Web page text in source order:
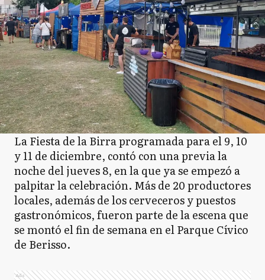
La Fiesta de la Birra programada para el 9, 10
y 11 de diciembre, contó con una previa la
noche del jueves 8, en la que ya se empezó a
palpitar la celebración. Más de 20 productores
locales, además de los cerveceros y puestos
gastronómicos, fueron parte de la escena que
se montó el fin de semana en el Parque Cívico
de Berisso.
Ads